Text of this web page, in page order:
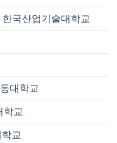
한국산업기술대학교
대학교
학교
교